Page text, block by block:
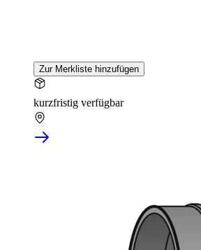
Zur Merkliste hinzufügen
kurzfristig verfügbar